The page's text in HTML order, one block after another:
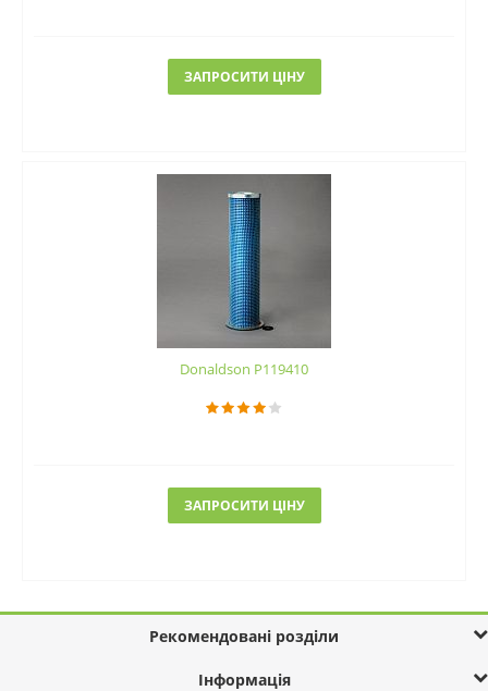
ЗАПРОСИТИ ЦІНУ
Donaldson P119410
ЗАПРОСИТИ ЦІНУ
Рекомендовані розділи
Інформація